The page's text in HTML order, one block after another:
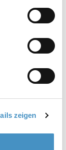
zeigen